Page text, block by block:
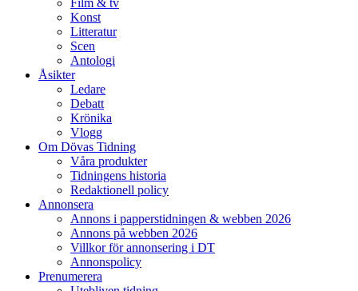
Film & tv
Konst
Litteratur
Scen
Antologi
Åsikter
Ledare
Debatt
Krönika
Vlogg
Om Dövas Tidning
Våra produkter
Tidningens historia
Redaktionell policy
Annonsera
Annons i papperstidningen & webben 2026
Annons på webben 2026
Villkor för annonsering i DT
Annonspolicy
Prenumerera